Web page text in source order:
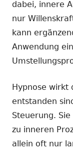
dabei, innere
nur
kann
Anwendung
Hypnose wirkt
entstanden
Steuerung.
zu inneren
allein oft nur